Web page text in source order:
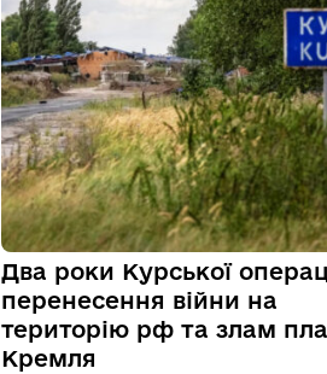
Два роки Курської
перенесення війни на
територію рф та злам
Кремля